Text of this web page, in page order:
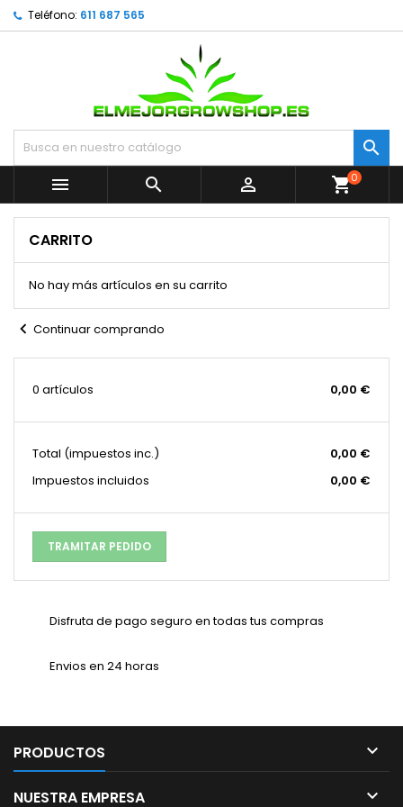
Teléfono: 611 687 565


  shopping_cart0
CARRITO
No hay más artículos en su carrito
chevron_left Continuar comprando
0 artículos 0,00 €
Total (impuestos inc.)
0,00 €
Impuestos incluidos
0,00 €
TRAMITAR PEDIDO
Disfruta de pago seguro en todas tus compras
Envios en 24 horas
PRODUCTOS 
NUESTRA EMPRESA 